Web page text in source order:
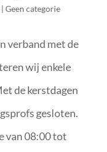
Geen categorie
verband met de
wij enkele
de kerstdagen
gesloten.
van 08:00 tot